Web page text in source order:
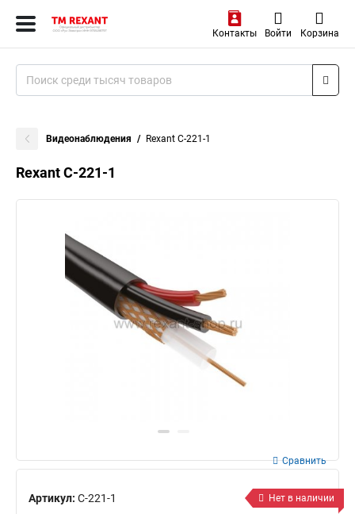
Контакты Войти Корзина
Видеонаблюдения Rexant C-221-1
Rexant C-221-1
Артикул: C-221-1
Сравнить
Нет в наличии